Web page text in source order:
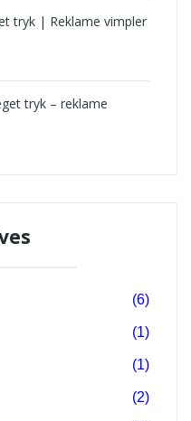
tryk | Reklame vimpler
tryk – reklame
(6)
(1)
(1)
(2)